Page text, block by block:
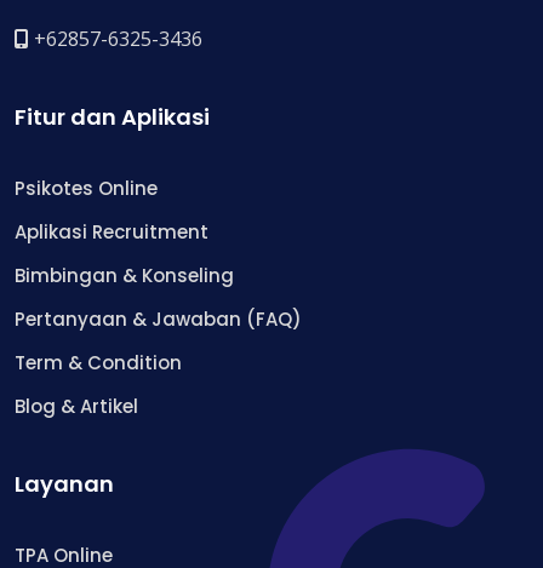
+62857-6325-3436
Fitur dan Aplikasi
Psikotes Online
Aplikasi Recruitment
Bimbingan & Konseling
Pertanyaan & Jawaban (FAQ)
Term & Condition
Blog & Artikel
Layanan
TPA Online